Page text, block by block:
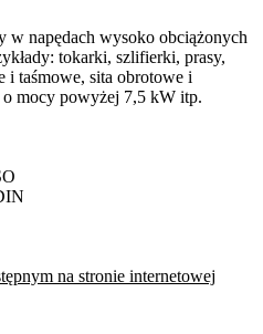
w napędach wysoko obciążonych
tokarki, szlifierki, prasy,
i taśmowe, sita obrotowe i
mocy powyżej 7,5 kW itp.
na stronie internetowej